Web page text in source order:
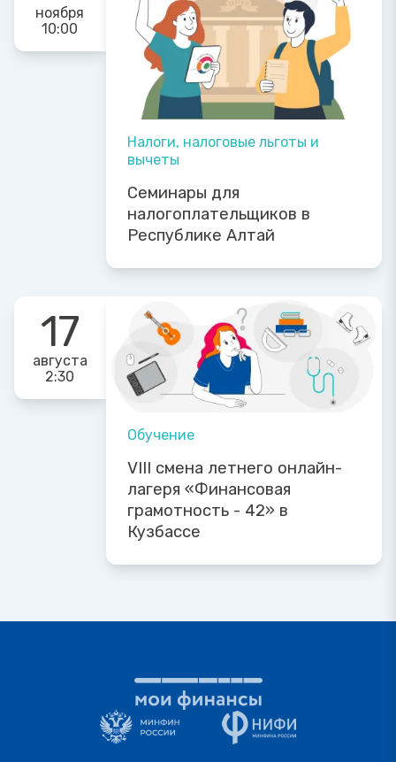
ноября
10:00
Налоги, налоговые льготы и
вычеты
Семинары для
налогоплательщиков в
Республике Алтай
17
августа
2:30
Обучение
VIII смена летнего онлайн-
лагеря «Финансовая
грамотность - 42» в
Кузбассе